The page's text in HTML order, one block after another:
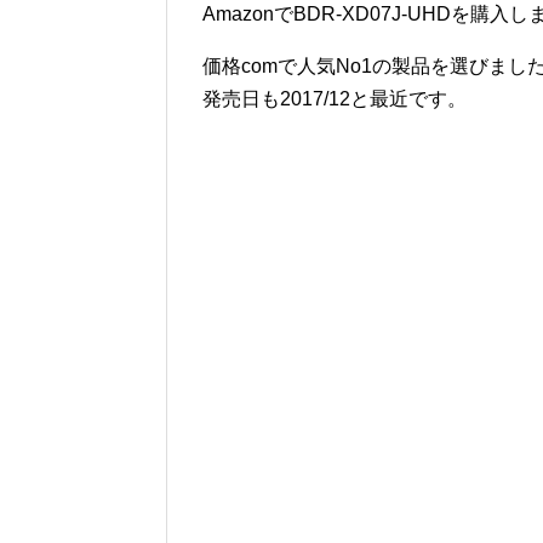
AmazonでBDR-XD07J-UHDを購入しま
価格comで人気No1の製品を選びました
発売日も2017/12と最近です。